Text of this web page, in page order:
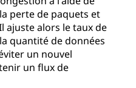
perte de paquets et
ajuste alors le taux de
quantité de données
un nouvel
un flux de